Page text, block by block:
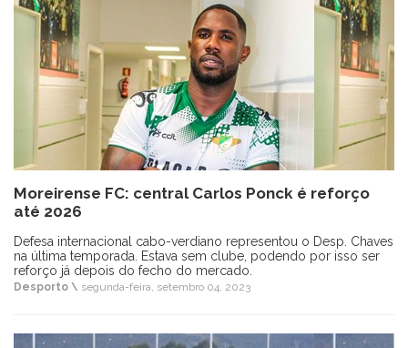
Moreirense FC: central Carlos Ponck é reforço
até 2026
Defesa internacional cabo-verdiano representou o Desp. Chaves
na última temporada. Estava sem clube, podendo por isso ser
reforço já depois do fecho do mercado.
Desporto \ segunda-feira, setembro 04, 2023